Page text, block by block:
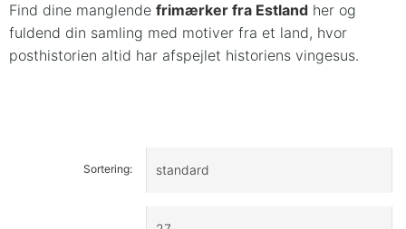
Find dine manglende frimærker fra Estland her og
fuldend din samling med motiver fra et land, hvor
posthistorien altid har afspejlet historiens vingesus.
Sortering: